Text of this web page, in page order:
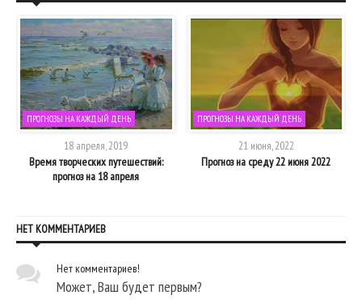
ПРОГНОЗЫ НА КАЖДЫЙ ДЕНЬ
18 апреля, 2019
Время творческих путешествий:
прогноз на 18 апреля
ПРОГНОЗЫ НА КАЖДЫЙ ДЕНЬ
21 июня, 2022
Прогноз на среду 22 июня 2022
НЕТ КОММЕНТАРИЕВ
Нет комментариев!
Может, Ваш будет первым?